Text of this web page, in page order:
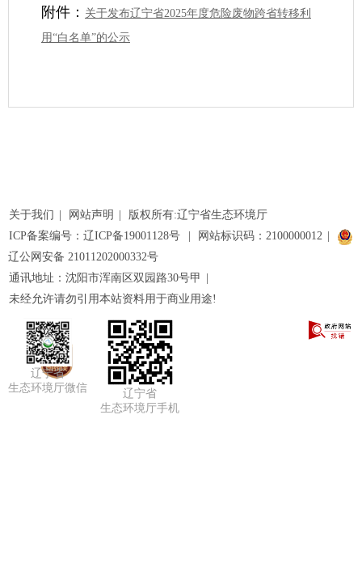
附件： 关于发布辽宁省2025年度危险废物跨省转移利
用“白名单”的公示
关于我们 网站声明
版权所有:辽宁省生态环境厅
ICP备案编号：辽ICP备19001128号
网站标识码：2100000012
辽公网安备 21011202000332号
通讯地址：沈阳市浑南区双园路30号甲
未经允许请勿引用本站资料用于商业用途!
辽宁省
生态环境厅微信
辽宁省
生态环境厅手机